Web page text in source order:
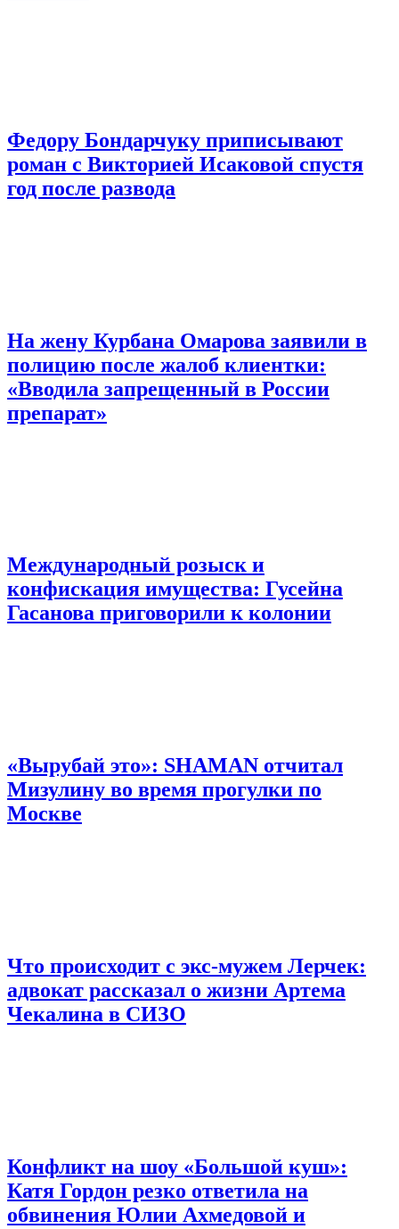
Федору Бондарчуку приписывают
роман с Викторией Исаковой спустя
год после развода
На жену Курбана Омарова заявили в
полицию после жалоб клиентки:
«Вводила запрещенный в России
препарат»
Международный розыск и
конфискация имущества: Гусейна
Гасанова приговорили к колонии
«Вырубай это»: SHAMAN отчитал
Мизулину во время прогулки по
Москве
Что происходит с экс-мужем Лерчек:
адвокат рассказал о жизни Артема
Чекалина в СИЗО
Конфликт на шоу «Большой куш»:
Катя Гордон резко ответила на
обвинения Юлии Ахмедовой и